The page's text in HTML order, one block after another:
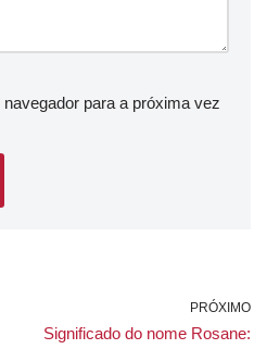
para a próxima vez
PRÓXIMO
Significado do nome Rosane: